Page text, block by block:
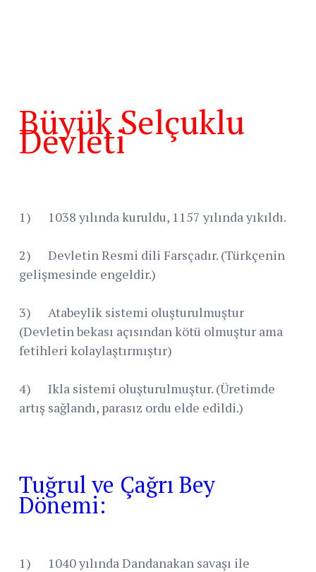
Büyük Selçuklu
Devleti
1) 1038 yılında kuruldu, 1157 yılında yıkıldı.
2) Devletin Resmi dili Farsçadır. (Türkçenin
gelişmesinde engeldir.)
3) Atabeylik sistemi oluşturulmuştur
(Devletin bekası açısından kötü olmuştur ama
fetihleri kolaylaştırmıştır)
4) Ikla sistemi oluşturulmuştur. (Üretimde
artış sağlandı, parasız ordu elde edildi.)
Tuğrul ve Çağrı Bey
Dönemi:
1) 1040 yılında Dandanakan savaşı ile